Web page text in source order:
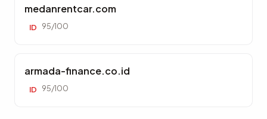
medanrentcar.com
ID 95/100
armada-finance.co.id
ID 95/100